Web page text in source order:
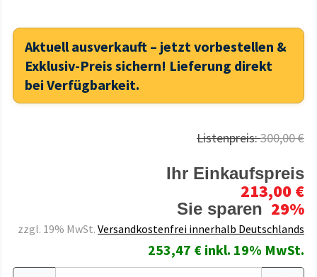
Aktuell ausverkauft – jetzt vorbestellen &
Exklusiv-Preis sichern! Lieferung direkt
bei Verfügbarkeit.
Listenpreis:300,00 €
Ihr Einkaufspreis
213,00 €
Sie sparen 29%
zzgl. 19% MwSt. Versandkostenfrei innerhalb Deutschlands
253,47 € inkl. 19% MwSt.